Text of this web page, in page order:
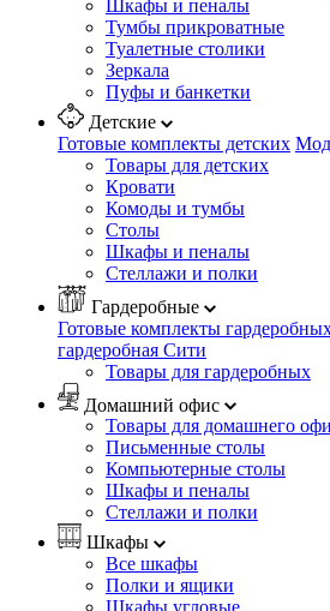
Шкафы и пеналы
Тумбы прикроватные
Туалетные столики
Зеркала
Пуфы и банкетки
Детские
Готовые комплекты детских
Товары для детских
Кровати
Комоды и тумбы
Столы
Шкафы и пеналы
Стеллажи и полки
Гардеробные
Готовые комплекты
гардеробная Сити
Товары для гардеробных
Домашний офис
Товары для домашнего
Письменные столы
Компьютерные столы
Шкафы и пеналы
Стеллажи и полки
Шкафы
Все шкафы
Полки и ящики